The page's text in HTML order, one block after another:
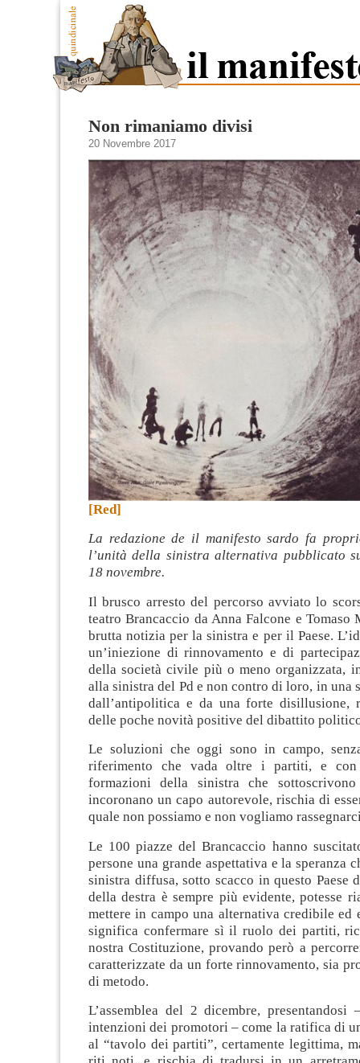
Non rimaniamo divisi
20 Novembre 2017
[Red]
La redazione de il manifesto sardo fa
l’unità della sinistra alternativa pubblicato
18 novembre.
Il brusco arresto del percorso avviato lo
teatro Brancaccio da Anna Falcone e Tomaso
brutta notizia per la sinistra e per il Paese.
un’iniezione di rinnovamento e di
della società civile più o meno organizzata,
alla sinistra del Pd e non contro di loro, in una
dall’antipolitica e da una forte disillusione,
delle poche novità positive del dibattito
Le soluzioni che oggi sono in campo,
riferimento che vada oltre i partiti, e
formazioni della sinistra che
incoronano un capo autorevole, rischia di
quale non possiamo e non vogliamo
Le 100 piazze del Brancaccio hanno
persone una grande aspettativa e la speranza
sinistra diffusa, sotto scacco in questo Paese
della destra è sempre più evidente, potesse
mettere in campo una alternativa credibile ed
significa confermare sì il ruolo dei partiti,
nostra Costituzione, provando però a
caratterizzate da un forte rinnovamento, sia
di metodo.
L’assemblea del 2 dicembre,
intenzioni dei promotori – come la ratifica di
al “tavolo dei partiti”, certamente legittima,